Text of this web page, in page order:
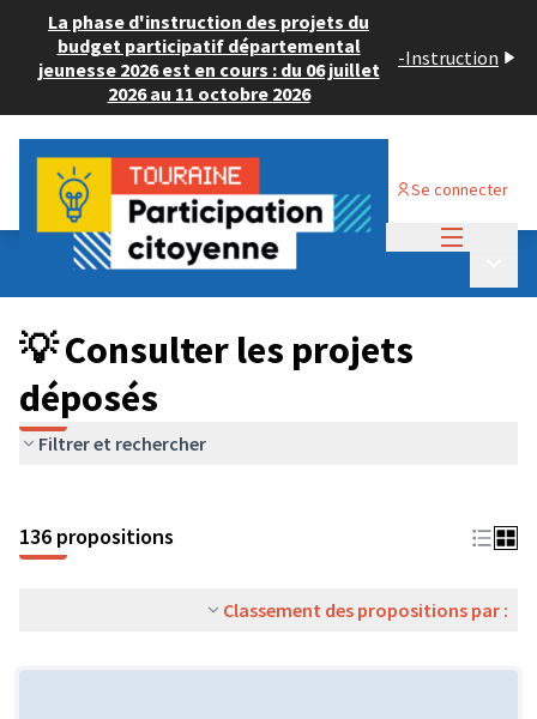
La phase d'instruction des projets du
budget participatif départemental
jeunesse 2026 est en cours : du 06 juillet
2026 au 11 octobre 2026
-Instruction
Se connecter
Budget Participatif JEUNESSE 2024
💡 Consulter les projets déposés
💡 Consulter les projets
déposés
Filtrer et rechercher
136 propositions
Classement des propositions par :